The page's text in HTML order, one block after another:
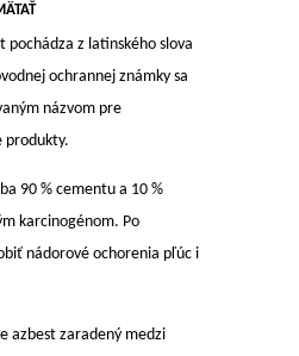
z latinského slova
ochrannej známky sa
názvom pre
produkty.
% cementu a 10 %
karcinogénom. Po
nádorové ochorenia pľúc i
zaradený medzi